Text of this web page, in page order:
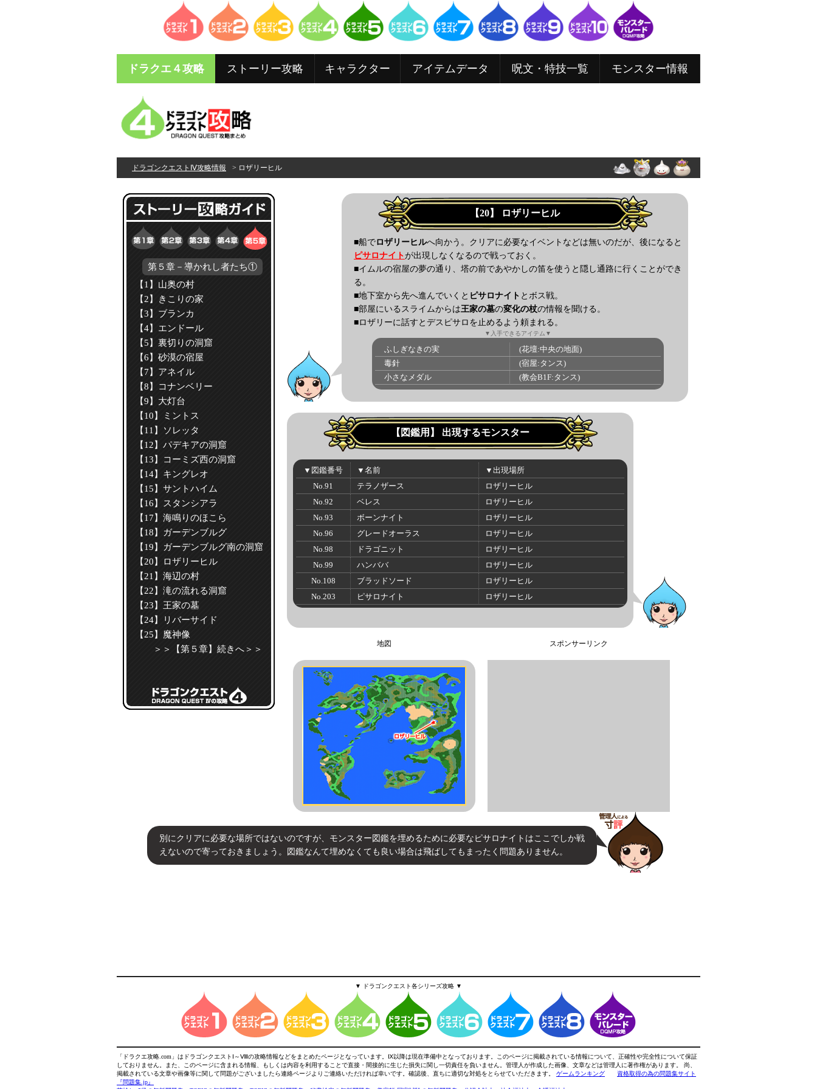
ドラクエ４攻略 ストーリー攻略 キャラクター アイテムデータ 呪文・特技一覧 モンスター情報
ドラゴンクエストⅣ攻略情報 > ロザリーヒル
第５章－導かれし者たち①
【1】山奥の村
【2】きこりの家
【3】ブランカ
【4】エンドール
【5】裏切りの洞窟
【6】砂漠の宿屋
【7】アネイル
【8】コナンベリー
【9】大灯台
【10】ミントス
【11】ソレッタ
【12】パデキアの洞窟
【13】コーミズ西の洞窟
【14】キングレオ
【15】サントハイム
【16】スタンシアラ
【17】海鳴りのほこら
【18】ガーデンブルグ
【19】ガーデンブルグ南の洞窟
【20】ロザリーヒル
【21】海辺の村
【22】滝の流れる洞窟
【23】王家の墓
【24】リバーサイド
【25】魔神像
＞＞【第５章】続きへ＞＞
【20】 ロザリーヒル
■船でロザリーヒルへ向かう。クリアに必要なイベントなどは無いのだが、後になると
ピサロナイトが出現しなくなるので戦っておく。
■イムルの宿屋の夢の通り、塔の前であやかしの笛を使うと隠し通路に行くことができ
る。
■地下室から先へ進んでいくと ピサロナイト とボス戦。
■部屋にいるスライムからは王家の墓の変化の杖の情報を聞ける。
■ロザリーに話すとデスピサロを止めるよう頼まれる。
▼入手できるアイテム▼
ふしぎなきの実
(花壇:中央の地面)
毒針
(宿屋:タンス)
小さなメダル
(教会B1F:タンス)
【図鑑用】 出現するモンスター
▼図鑑番号 ▼名前
▼出現場所
No.91
テラノザース
ロザリーヒル
No.92
ベレス
ロザリーヒル
No.93
ボーンナイト
ロザリーヒル
No.96
グレードオーラス
ロザリーヒル
No.98
ドラゴニット
ロザリーヒル
No.99
ハンババ
ロザリーヒル
No.108
ブラッドソード
ロザリーヒル
No.203
ピサロナイト ロザリーヒル
地図 スポンサーリンク
別にクリアに必要な場所ではないのですが、モンスター図鑑を埋めるために必要なピサロナイトはここでしか戦
えないので寄っておきましょう。図鑑なんて埋めなくても良い場合は飛ばしてもまったく問題ありません。
▼ ドラゴンクエスト各シリーズ攻略 ▼
「ドラクエ攻略.com」はドラゴンクエストⅠ～Ⅷの攻略情報などをまとめたページとなっています。Ⅸ以降は現在準備中となっております。このページに掲載されている情報について、正確性や完全性について保証
しておりません。また、このページに含まれる情報、もしくは内容を利用することで直接・間接的に生じた損失に関し一切責任を負いません。管理人が作成した画像、文章などは管理人に著作権があります。 尚、
掲載されている文章や画像等に関して問題がございましたら連絡ページよりご連絡いただければ幸いです。確認後、直ちに適切な対処をとらせていただきます。 ゲームランキング
資格取得の為の問題集サイト
『問題集.jp』